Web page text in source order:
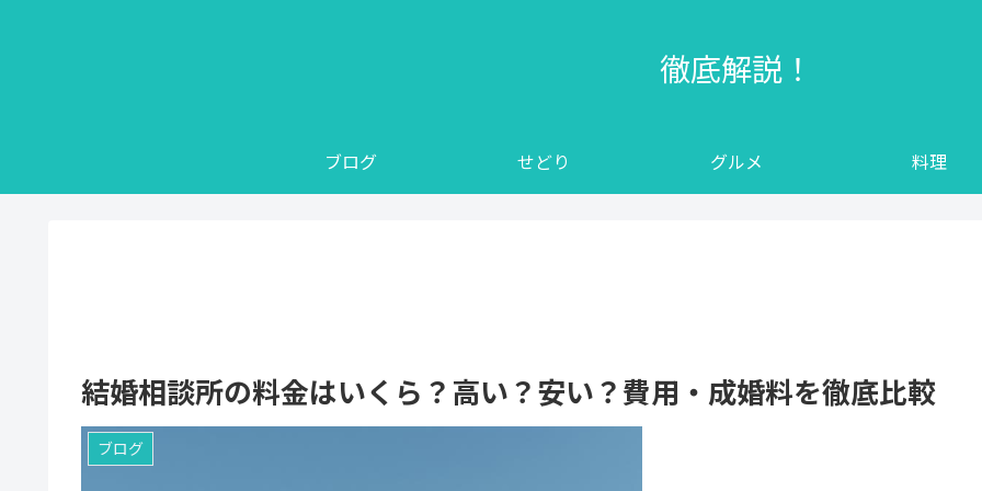
徹底解説！
ブログ せどり グルメ 料理
結婚相談所の料金はいくら？高い？安い？費用・成婚料を徹底比較
ブログ